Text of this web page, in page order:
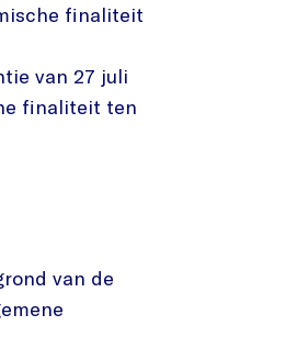
finaliteit
van 27 juli
finaliteit ten
van de